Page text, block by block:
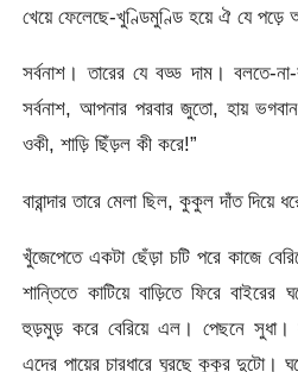
খেয়ে ফেলেছে-খুণ্ডিমুণ্ডি হয়ে ঐ যে পড়ে
সর্বনাশ। তারের যে বড্ড দাম। বলতে-
সর্বনাশ, আপনার পরবার জুতো, হায়
ওকী, শাড়ি ছিঁড়ল কী করে!”
বারান্দার তারে মেলা ছিল, কুকুল দাঁত
খুঁজেপেতে একটা ছেঁড়া চটি পরে কাজে
শান্তিতে কাটিয়ে বাড়িতে ফিরে বাইরের
হুড়মুড় করে বেরিয়ে এল। পেছনে
এদের পায়ের চারধারে ঘুরছে কুকুর দুটো।